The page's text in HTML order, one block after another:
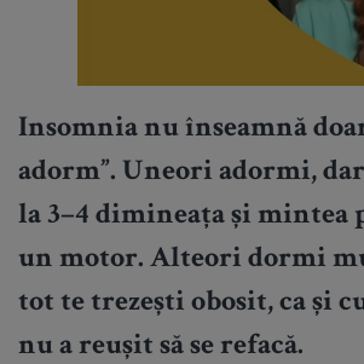
Insomnia nu înseamnă
adorm”. Uneori adormi,
la 3–4 dimineața și mintea
un motor. Alteori dormi
tot te trezești obosit, ca și
nu a reușit să se refacă.